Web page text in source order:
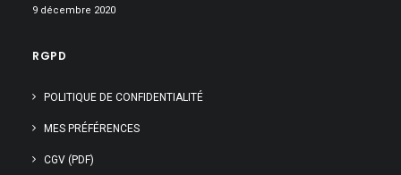
9 décembre 2020
RGPD
POLITIQUE DE CONFIDENTIALITÉ
MES PRÉFÉRENCES
CGV (PDF)